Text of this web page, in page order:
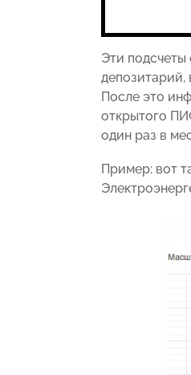
Эти
После это
открытого
один раз в
Пример: вот